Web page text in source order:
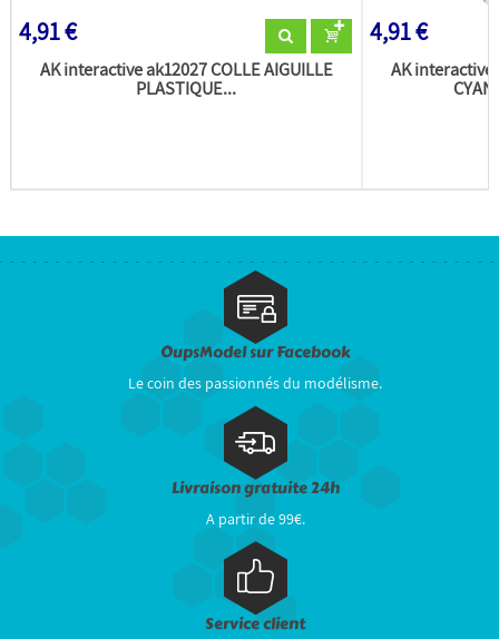
4,91 €
AK interactive ak12027 COLLE AIGUILLE
PLASTIQUE...
4,91 €
AK interactive
OupsModel sur Facebook
Le coin des passionnés du modélisme.
Livraison gratuite 24h
A partir de 99€.
Service client